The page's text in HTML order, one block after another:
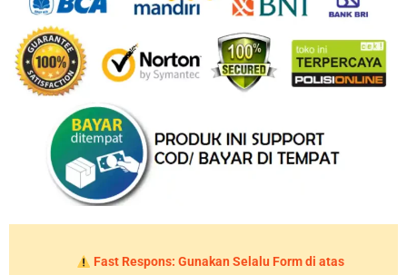
Fast Respons: Gunakan Selalu Form di atas